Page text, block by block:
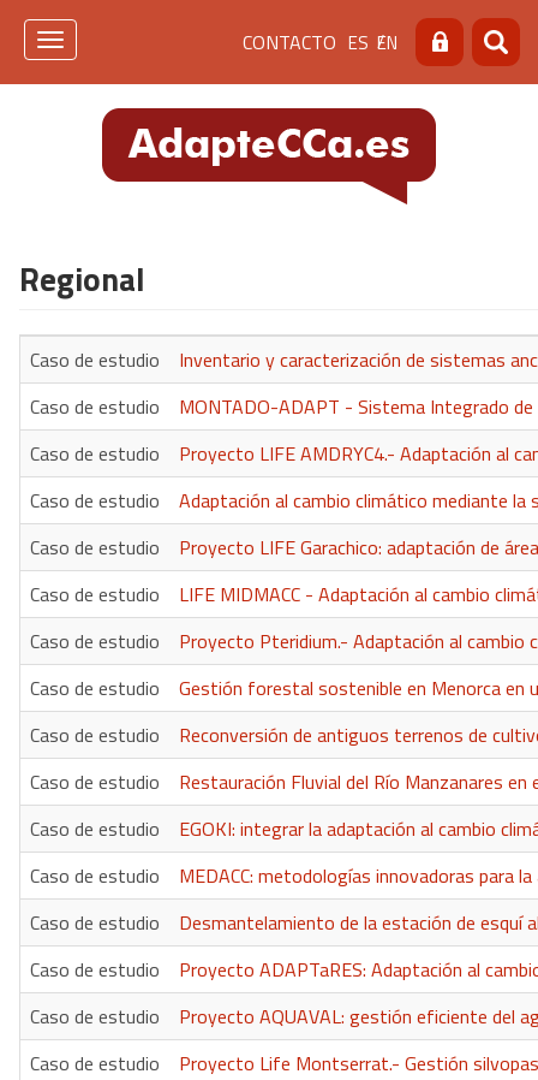
Pasar
Menú
de
cabecera
[contacto]
CONTACTO ES EN Buscar
Toggle
Regional
Caso de estudio
Inventario y caracterización de sistemas
Caso de estudio
MONTADO-ADAPT - Sistema Integrado
Caso de estudio
Proyecto LIFE AMDRYC4.- Adaptación al
Caso de estudio
Adaptación al cambio climático mediante
Caso de estudio
Proyecto LIFE Garachico: adaptación de
Caso de estudio
LIFE MIDMACC - Adaptación al cambio
Caso de estudio
Proyecto Pteridium.- Adaptación al cambio
Caso de estudio
Gestión forestal sostenible en Menorca en
Caso de estudio
Reconversión de antiguos terrenos de
Caso de estudio
Restauración Fluvial del Río Manzanares
Caso de estudio
EGOKI: integrar la adaptación al cambio
Caso de estudio
MEDACC: metodologías innovadoras para
Caso de estudio
Desmantelamiento de la estación de esquí
Caso de estudio
Proyecto ADAPTaRES: Adaptación al
Caso de estudio
Proyecto AQUAVAL: gestión eficiente del
Caso de estudio
Proyecto Life Montserrat.- Gestión